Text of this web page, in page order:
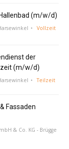
(m/w/d)
Vollzeit
der
(m/w/d)
Teilzeit
Fassaden
& Co. KG - Brügge